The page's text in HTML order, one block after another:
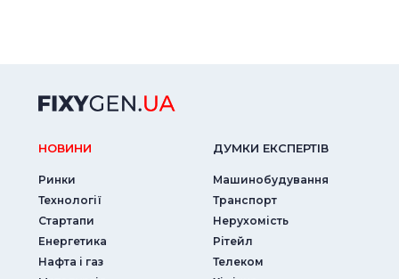
НОВИНИ
Ринки
Технології
Стартапи
Енергетика
Нафта і газ
ДУМКИ ЕКСПЕРТIВ
Машинобудування
Транспорт
Нерухомість
Рітейл
Телеком